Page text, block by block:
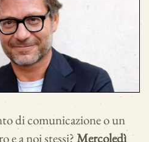
di comunicazione o un
e a noi stessi?Mercoledì